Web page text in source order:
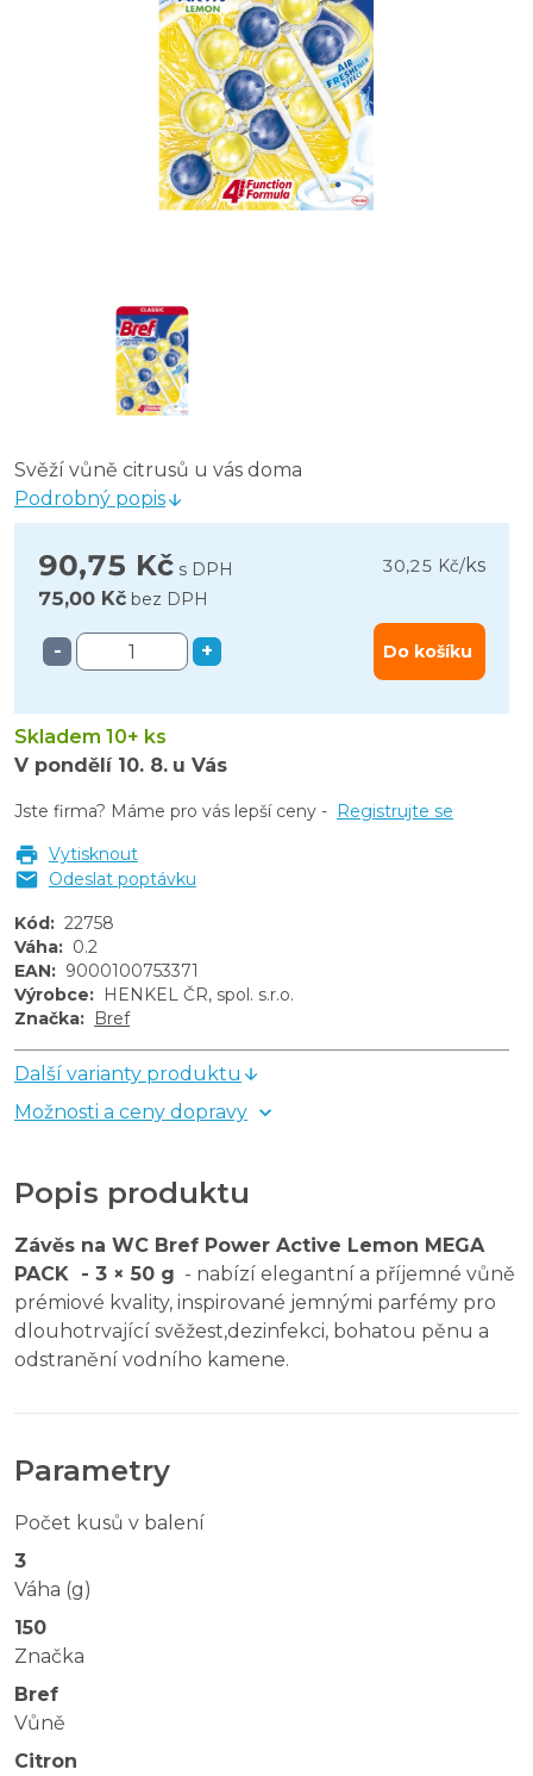
WC Meister závěs do WC 45 g - moře
WC Meister závěska do WC citron - 45 g
WC závěska wOOm, barvicí 4 x 50 g, Ocean
WC závěska wOOm, barvicí 4 x 50 g, Lemon
WC závěska wOOm, barvicí 4 x 50 g, Pine
Svěží vůně citrusů u vás doma
Podrobný popis
90,75 Kč s DPH 30,25 Kč/ks
75,00 Kč bez DPH
- + Do košíku
Skladem 10+ ks
V pondělí 10. 8. u Vás
Jste firma? Máme pro vás lepší ceny - Registrujte se
Vytisknout
Odeslat poptávku
Kód: 22758
Váha: 0.2
EAN: 9000100753371
Výrobce: HENKEL ČR, spol. s.r.o.
Značka: Bref
Další varianty produktu
Možnosti a ceny dopravy
Popis produktu
Závěs na WC Bref Power Active Lemon MEGA
PACK - 3 × 50 g - nabízí elegantní a příjemné vůně
prémiové kvality, inspirované jemnými parfémy pro
dlouhotrvající svěžest,dezinfekci, bohatou pěnu a
odstranění vodního kamene.
Parametry
Počet kusů v balení
3
Váha (g)
150
Značka
Bref
Vůně
Citron